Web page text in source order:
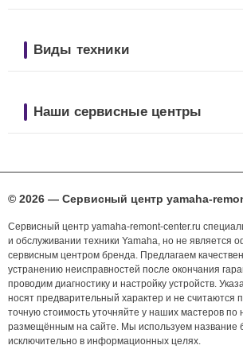
Виды техники
Наши сервисные центры
© 2026 — Сервисный центр yamaha-
Сервисный центр yamaha-remont-center.ru
и обслуживании техники Yamaha, но не является
сервисным центром бренда. Предлагаем
устранению неисправностей после окончания
проводим диагностику и настройку устройств.
носят предварительный характер и не
точную стоимость уточняйте у наших мастеров
размещённым на сайте. Мы используем название
исключительно в информационных целях.